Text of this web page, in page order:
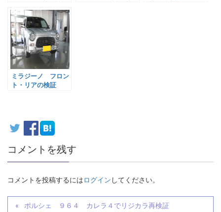
ミラジーノ フロン
ト・リアの検証
コメントを残す
コメントを投稿するには ログイン してください。
ポルシェ ９６４ カレラ４でリジカラ再検証